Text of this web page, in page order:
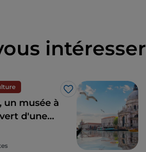
intéresser
J’aime
un musée à
d'une